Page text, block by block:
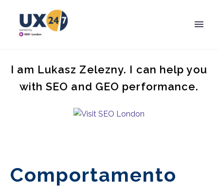
I am Lukasz Zelezny. I can help you
with SEO and GEO performance.
Comportamento